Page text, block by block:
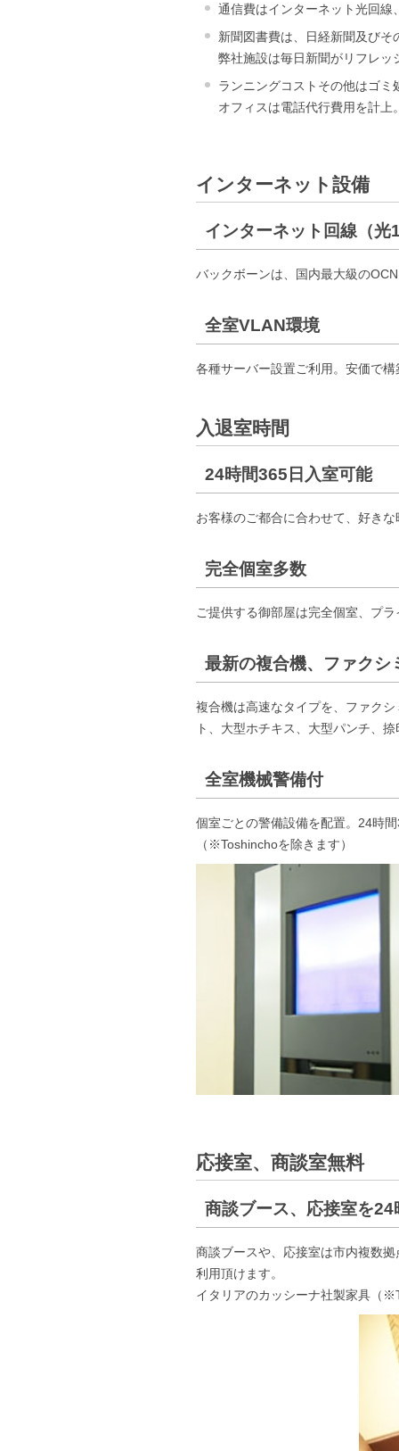
通信費はインターネット光回
新聞図書費は、日経新聞及び
弊社施設は毎日新聞がリフレ
ランニングコストその他はゴ
オフィスは電話代行費用を計
インターネット設備
インターネット回線（
バックボーンは、国内最大級の
全室VLAN環境
各種サーバー設置ご利用。安価で
入退室時間
24時間365日入室可能
お客様のご都合に合わせて、好き
完全個室多数
ご提供する御部屋は完全個室、プ
最新の複合機、ファクシ
複合機は高速なタイプを、ファク
ト、大型ホチキス、大型パンチ、
全室機械警備付
個室ごとの警備設備を配置。24時
（※Toshinchoを除きます）
応接室、商談室無料
商談ブース、応接室を24
商談ブースや、応接室は市内複数
利用頂けます。
イタリアのカッシーナ社製家具（